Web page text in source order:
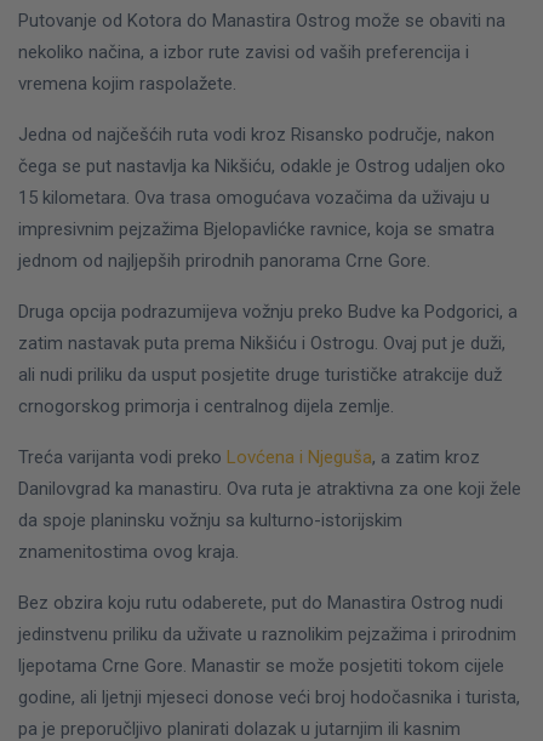
Putovanje od Kotora do Manastira Ostrog može se obaviti na
nekoliko načina, a izbor rute zavisi od vaših preferencija i
vremena kojim raspolažete.
Jedna od najčešćih ruta vodi kroz Risansko područje, nakon
čega se put nastavlja ka Nikšiću, odakle je Ostrog udaljen oko
15 kilometara. Ova trasa omogućava vozačima da uživaju u
impresivnim pejzažima Bjelopavlićke ravnice, koja se smatra
jednom od najljepših prirodnih panorama Crne Gore.
Druga opcija podrazumijeva vožnju preko Budve ka Podgorici, a
zatim nastavak puta prema Nikšiću i Ostrogu. Ovaj put je duži,
ali nudi priliku da usput posjetite druge turističke atrakcije duž
crnogorskog primorja i centralnog dijela zemlje.
Treća varijanta vodi preko Lovćena i Njeguša, a zatim kroz
Danilovgrad ka manastiru. Ova ruta je atraktivna za one koji žele
da spoje planinsku vožnju sa kulturno-istorijskim
znamenitostima ovog kraja.
Bez obzira koju rutu odaberete, put do Manastira Ostrog nudi
jedinstvenu priliku da uživate u raznolikim pejzažima i prirodnim
ljepotama Crne Gore. Manastir se može posjetiti tokom cijele
godine, ali ljetnji mjeseci donose veći broj hodočasnika i turista,
pa je preporučljivo planirati dolazak u jutarnjim ili kasnim